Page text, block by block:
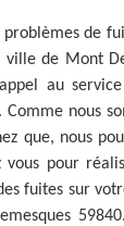
problèmes de
ville de Mont
au
Comme nous
que, nous
vous pour
fuites sur